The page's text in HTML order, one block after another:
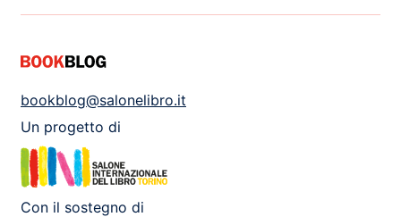
bookblog@salonelibro.it
Un progetto di
Con il sostegno di